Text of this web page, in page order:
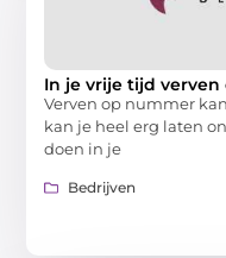
In je vrije tijd
Verven op nummer
kan je heel erg laten
doen in je
Bedrijven